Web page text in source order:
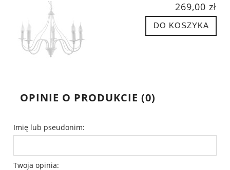
269,00 zł
DO KOSZYKA
OPINIE O PRODUKCIE (0)
Imię lub pseudonim:
Twoja opinia: